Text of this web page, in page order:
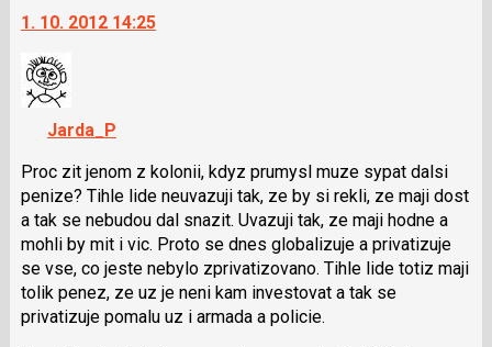
další
názor.
K
navigaci
lze
použít
i
klávesy
N
pro
následující
a
1. 10. 2012 14:25
Jarda_P
Proc zit jenom z kolonii, kdyz prumysl muze sypat dalsi
penize? Tihle lide neuvazuji tak, ze by si rekli, ze maji dost
a tak se nebudou dal snazit. Uvazuji tak, ze maji hodne a
mohli by mit i vic. Proto se dnes globalizuje a privatizuje
se vse, co jeste nebylo zprivatizovano. Tihle lide totiz maji
tolik penez, ze uz je neni kam investovat a tak se
privatizuje pomalu uz i armada a policie.